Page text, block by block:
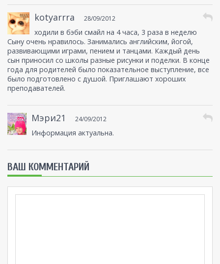
kotyarrra 28/09/2012
ходили в бэби смайл на 4 часа, 3 раза в неделю
Сыну очень нравилось. Занимались английским, йогой,
развивающими играми, пением и танцами. Каждый день
сын приносил со школы разные рисунки и поделки. В конце
года для родителей было показательное выступление, все
было подготовлено с душой. Приглашают хороших
преподавателей.
Мэри21 24/09/2012
Информация актуальна.
ВАШ КОММЕНТАРИЙ